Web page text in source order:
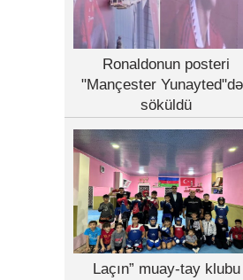
Ronaldonun posteri
"Mançester
söküldü
Laçın” muay-tay klubu